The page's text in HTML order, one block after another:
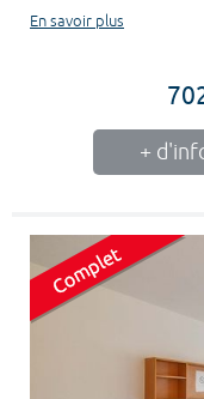
En savoir plus
+